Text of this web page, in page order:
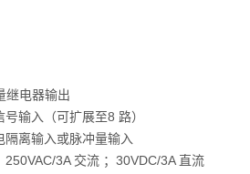
电器输出
入（可扩展至8 路）
输入或脉冲量输入
3A 交流 ；30VDC/3A 直流